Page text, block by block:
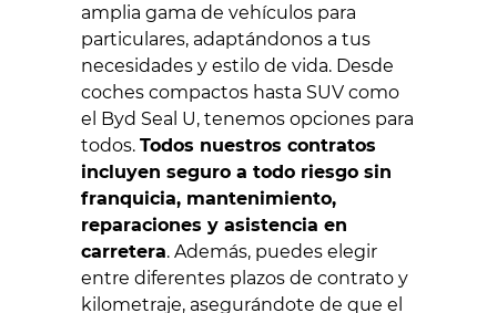
amplia gama de vehículos para
particulares, adaptándonos a tus
necesidades y estilo de vida. Desde
coches compactos hasta SUV como
el Byd Seal U, tenemos opciones para
todos. Todos nuestros contratos
incluyen seguro a todo riesgo sin
franquicia, mantenimiento,
reparaciones y asistencia en
carretera. Además, puedes elegir
entre diferentes plazos de contrato y
kilometraje, asegurándote de que el